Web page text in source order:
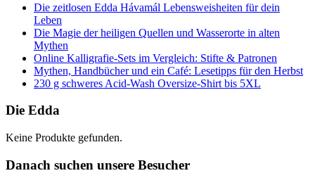
Die zeitlosen Edda Hávamál Lebensweisheiten für dein
Leben
Die Magie der heiligen Quellen und Wasserorte in alten
Mythen
Online Kalligrafie‑Sets im Vergleich: Stifte & Patronen
Mythen, Handbücher und ein Café: Lesetipps für den Herbst
230 g schweres Acid-Wash Oversize-Shirt bis 5XL
Die Edda
Keine Produkte gefunden.
Danach suchen unsere Besucher